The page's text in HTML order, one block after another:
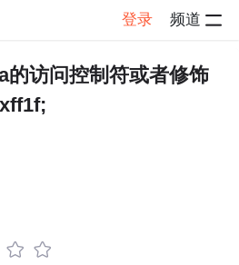
登录 频道
帖子详情
访问控制符或者修饰